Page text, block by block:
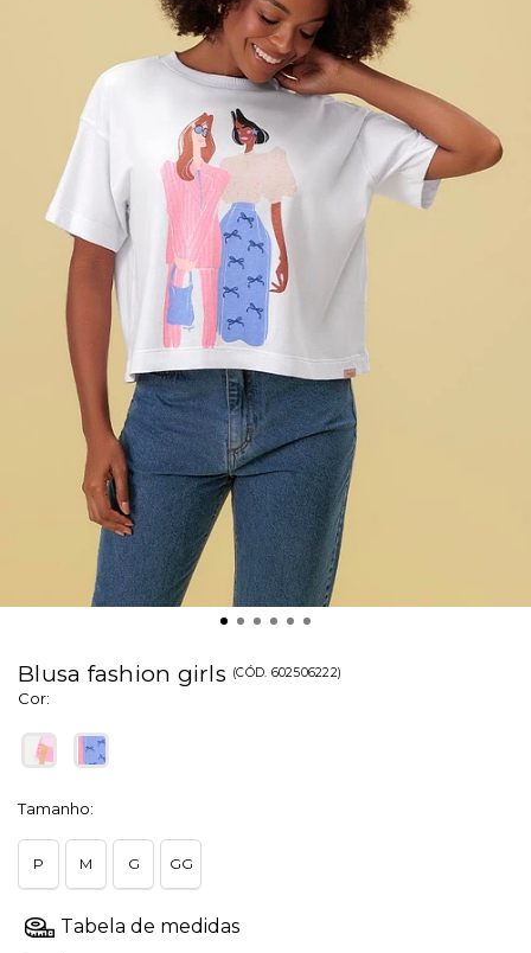
Blusa fashion girls (CÓD. 602506222)
Cor:
Tamanho:
P M G GG